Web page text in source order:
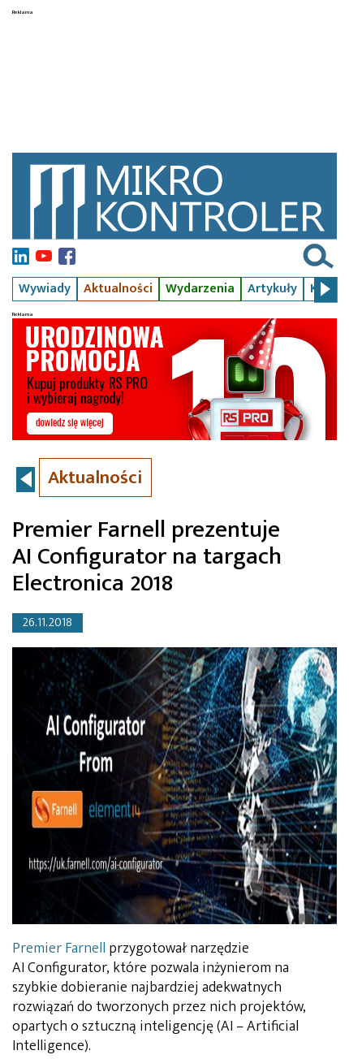
Wywiady Aktualności Wydarzenia Artykuły Kursy
Aktualności
Premier Farnell prezentuje
AI Configurator na targach
Electronica 2018
26.11.2018
Premier Farnell przygotował narzędzie
AI Configurator, które pozwala inżynierom na
szybkie dobieranie najbardziej adekwatnych
rozwiązań do tworzonych przez nich projektów,
opartych o sztuczną inteligencję (AI – Artificial
Intelligence).